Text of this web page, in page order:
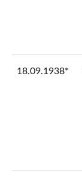
18.09.1938*